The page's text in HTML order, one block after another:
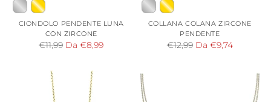
CIONDOLO PENDENTE LUNA
CON ZIRCONE
Prezzo
€11,99 Da €8,99
COLLANA COLANA ZIRCONE
PENDENTE
Prezzo
€12,99 Da €9,74